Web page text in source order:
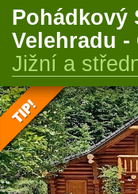
Pohádkový
Velehradu
Jižní a